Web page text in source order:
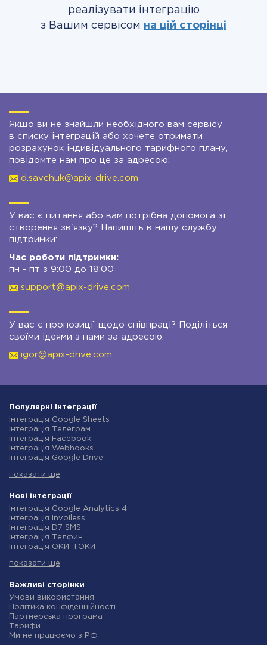
реалізувати інтеграцію
з Вашим сервісом на цій сторінці
Якщо ви не знайшли необхідного вам сервісу
в списку інтеграцій або хочете отримати
розрахунок індивідуального тарифного плану,
повідомте нам про це за адресою:
d.savchuk@apix-drive.com
У вас є питання або вам потрібна допомога зі
створення зв'язку? Напишіть в нашу службу
підтримки:
Час роботи підтримки:
пн - пт з 9:00 до 18:00
support@apix-drive.com
У вас є пропозиції щодо співпраці? Поділіться
своїми ідеями з нами за адресою:
igor@apix-drive.com
Популярні інтеграції
Інтеграція Google Sheets
Інтеграція Телеграм
Інтеграція Facebook
Інтеграція Webhooks
Інтеграція Google Drive
Інтеграція Gmail
Інтеграція Rozetka
Інтеграція OpenAI (ChatGPT)
Інтеграція Binotel
Інтеграція Prom
Інтеграція Приват24
Інтеграція OLX
Інтеграція SendPulse
Інтеграція Stream Telecom
Інтеграція Google Analytics
Інтеграція Creatio
Інтеграція Ringostat
Інтеграція Google Calendar
Інтеграція Airtable
показати ще
Нові інтеграції
Інтеграція Google Analytics 4
Інтеграція Invoiless
Інтеграція D7 SMS
Інтеграція Телфин
Інтеграція ОКИ-ТОКИ
Інтеграція Microsoft Dynamics 365
Інтеграція TxtSync
Інтеграція Wire2Air
Інтеграція Corezoid
Інтеграція Infobip
Інтеграція Instasent
Інтеграція AtomPark
показати ще
Важливі сторінки
Умови використання
Політика конфіденційності
Партнерська програма
Тарифи
Ми не працюємо з РФ